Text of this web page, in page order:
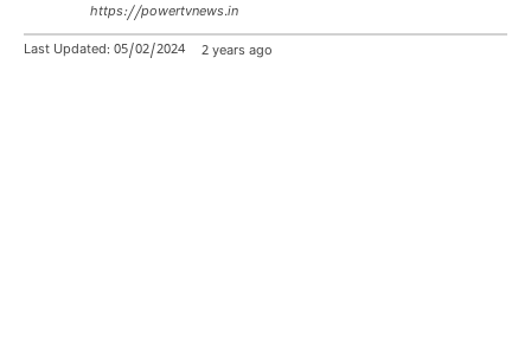
https://powertvnews.in
Last Updated: 05/02/2024 2 years ago